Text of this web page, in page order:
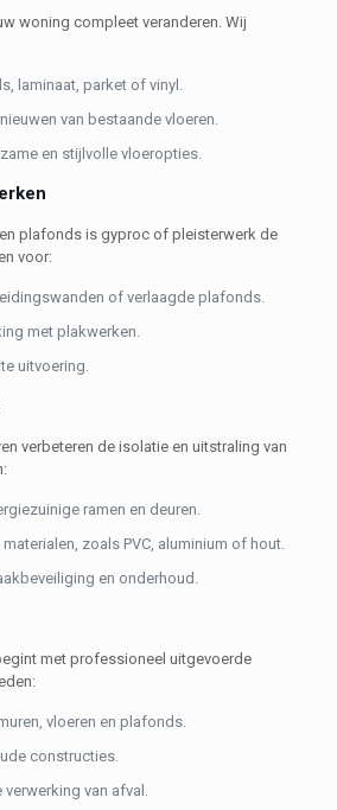
woning compleet veranderen. Wij
laminaat, parket of vinyl.
van bestaande vloeren.
en stijlvolle vloeropties.
plafonds is gyproc of pleisterwerk de
voor:
of verlaagde plafonds.
met plakwerken.
uitvoering.
verbeteren de isolatie en uitstraling van
ramen en deuren.
zoals PVC, aluminium of hout.
en onderhoud.
met professioneel uitgevoerde
vloeren en plafonds.
constructies.
van afval.